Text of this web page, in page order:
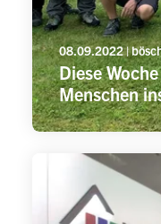
08.09.2022 |
Diese
Menschen